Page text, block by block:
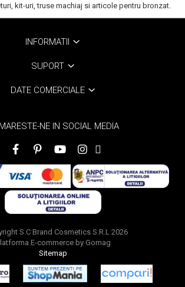
kit-uri, truse machiaj si articole pentru bronzat.
INFORMATII
SUPORT
DATE COMERCIALE
NE IN SOCIAL MEDIA
S.C Brand Cosmetics S.R.L 2026
E-commerce by Gomag
Sitemap